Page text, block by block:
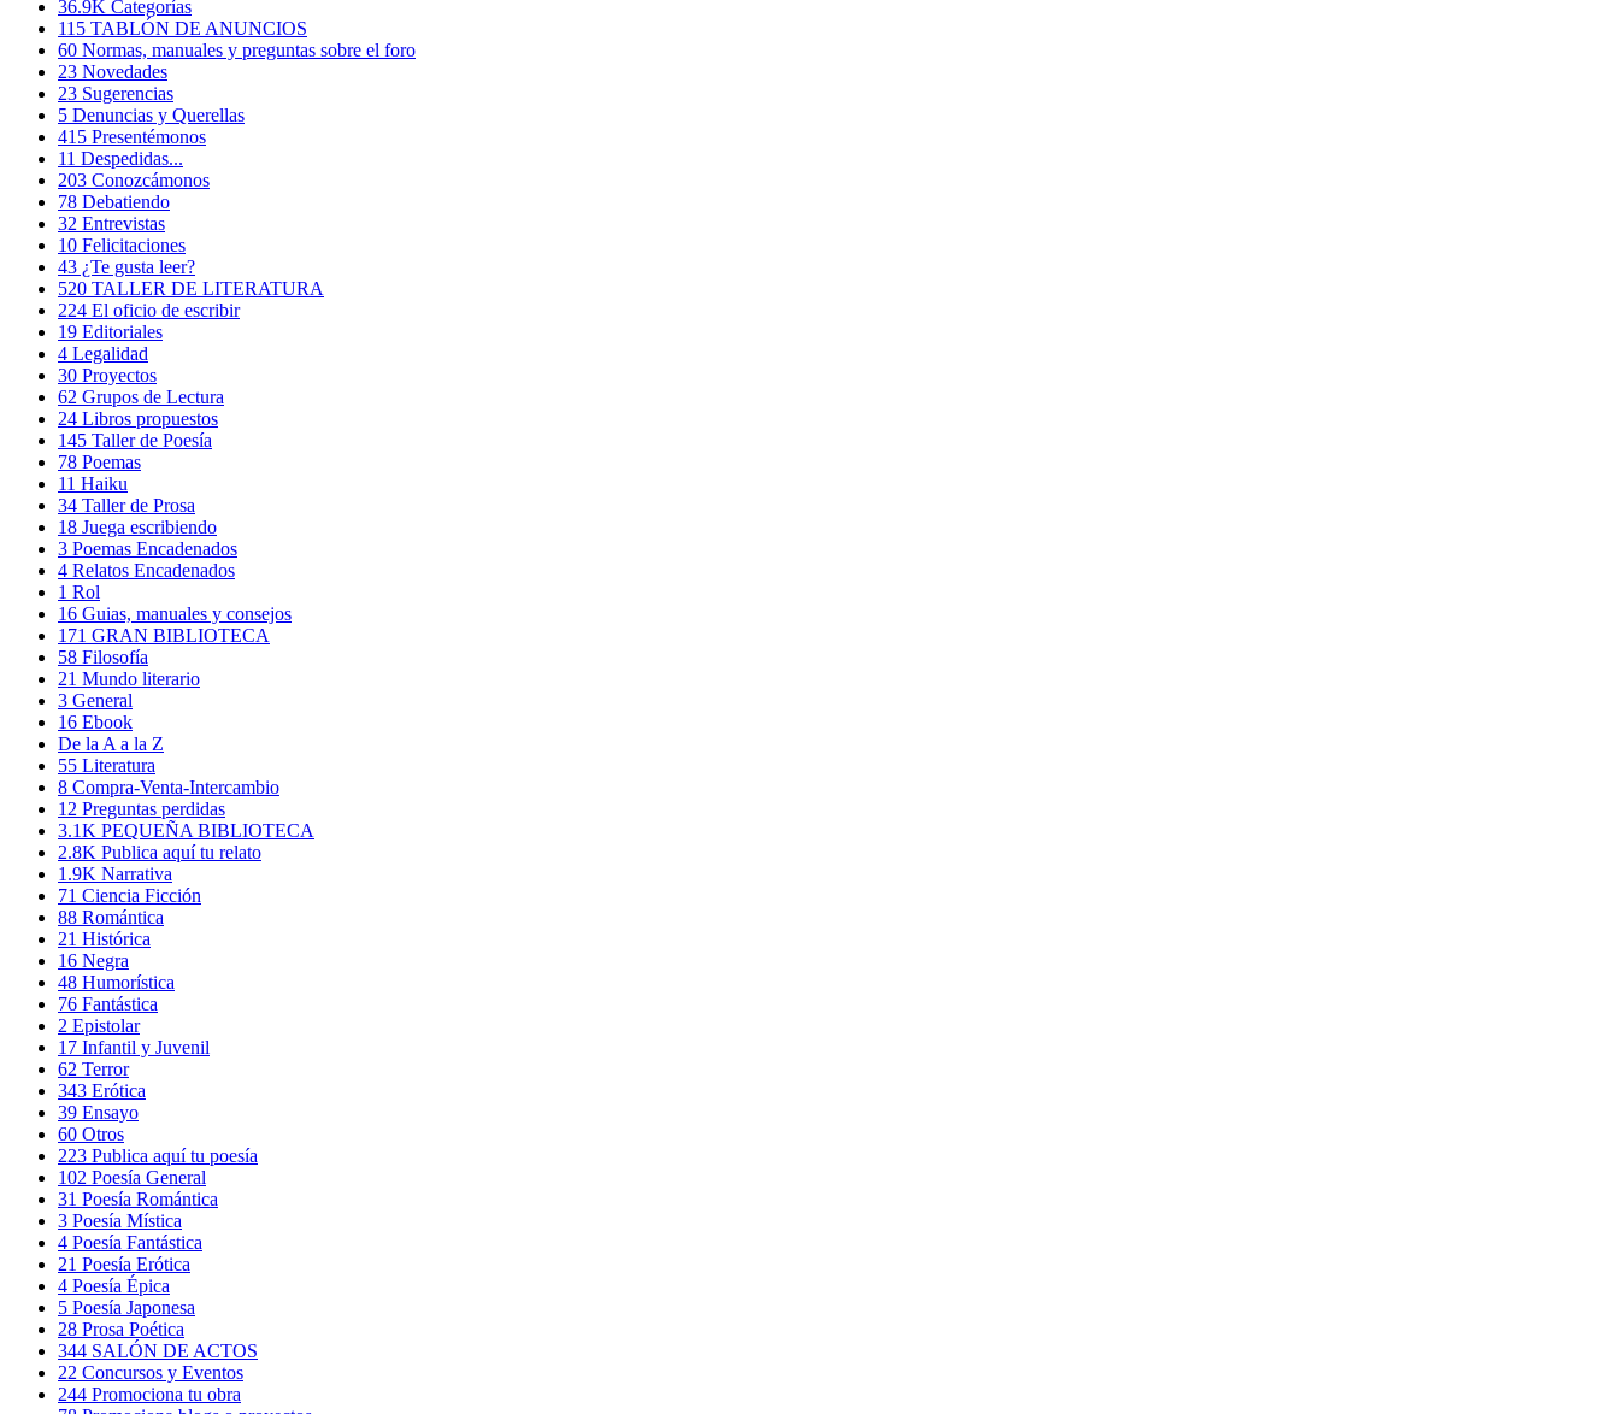
36.9K Categorías
115 TABLÓN DE ANUNCIOS
60 Normas, manuales y preguntas sobre el foro
23 Novedades
23 Sugerencias
5 Denuncias y Querellas
415 Presentémonos
11 Despedidas...
203 Conozcámonos
78 Debatiendo
32 Entrevistas
10 Felicitaciones
43 ¿Te gusta leer?
520 TALLER DE LITERATURA
224 El oficio de escribir
19 Editoriales
4 Legalidad
30 Proyectos
62 Grupos de Lectura
24 Libros propuestos
145 Taller de Poesía
78 Poemas
11 Haiku
34 Taller de Prosa
18 Juega escribiendo
3 Poemas Encadenados
4 Relatos Encadenados
1 Rol
16 Guias, manuales y consejos
171 GRAN BIBLIOTECA
58 Filosofía
21 Mundo literario
3 General
16 Ebook
De la A a la Z
55 Literatura
8 Compra-Venta-Intercambio
12 Preguntas perdidas
3.1K PEQUEÑA BIBLIOTECA
2.8K Publica aquí tu relato
1.9K Narrativa
71 Ciencia Ficción
88 Romántica
21 Histórica
16 Negra
48 Humorística
76 Fantástica
2 Epistolar
17 Infantil y Juvenil
62 Terror
343 Erótica
39 Ensayo
60 Otros
223 Publica aquí tu poesía
102 Poesía General
31 Poesía Romántica
3 Poesía Mística
4 Poesía Fantástica
21 Poesía Erótica
4 Poesía Épica
5 Poesía Japonesa
28 Prosa Poética
344 SALÓN DE ACTOS
22 Concursos y Eventos
244 Promociona tu obra